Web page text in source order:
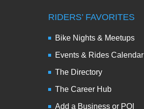
RIDERS’ FAVORITES
Bike Nights & Meetups
Events & Rides Calendar
The Directory
The Career Hub
Add a Business or POI